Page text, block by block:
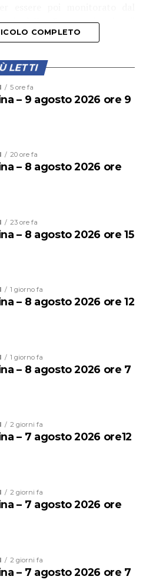
della Rete regionale di
“Nei prossimi giorni
esperti.
di tartaruga marina Caretta
Lazio, tra Torvaianica e
COMPLETO
LETTI
5 ore fa
– 9 agosto 2026 ore 9
20 ore fa
– 8 agosto 2026 ore
23 ore fa
– 8 agosto 2026 ore 15
1 giorno fa
– 8 agosto 2026 ore 12
1 giorno fa
– 8 agosto 2026 ore 7
2 giorni fa
– 7 agosto 2026 ore12
2 giorni fa
– 7 agosto 2026 ore
2 giorni fa
– 7 agosto 2026 ore 7